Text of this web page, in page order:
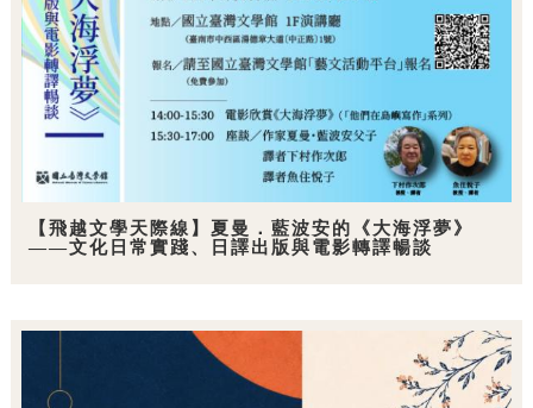
【飛越文學天際線】夏曼．藍波安的《大海浮夢》
——文化日常實踐、日譯出版與電影轉譯暢談